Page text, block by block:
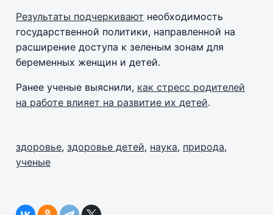
Результаты подчеркивают необходимость
государственной политики, направленной на
расширение доступа к зеленым зонам для
беременных женщин и детей.
Ранее ученые выяснили, как стресс родителей
на работе влияет на развитие их детей.
здоровье, здоровье детей, наука, природа,
ученые